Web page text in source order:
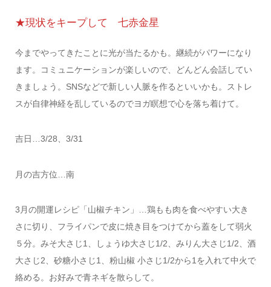
★現状をキープして 七赤金星
今までやってきたことに光が当たるかも。継続がパワーになり
ます。コミュニケーションが楽しいので、どんどん会話してい
きましょう。SNSなどで新しい人脈を作るといいかも。ストレ
スが自律神経を乱しているのでヨガ瞑想で心を落ち着けて。
吉日…3/28、3/31
月の吉方位…南
3月の開運レシピ「山椒チキン」…鶏もも肉を食べやすい大き
さに切り、フライパンで皮に焼き目をつけてから蓋をして弱火
５分。みそ大さじ1、しょうゆ大さじ1/2、みりん大さじ1/2、酒
大さじ2、砂糖小さじ1、粉山椒 小さじ1/2から1を入れて中火で
絡める。お好みで青ネギを散らして。